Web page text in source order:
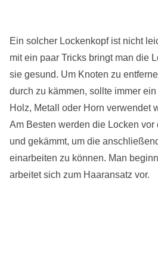
Ein solcher Lockenkopf ist nicht
mit ein paar Tricks bringt man die
sie gesund. Um Knoten zu
durch zu kämmen, sollte immer
Holz, Metall oder Horn verwendet
Am Besten werden die Locken vor
und gekämmt, um die
einarbeiten zu können. Man
arbeitet sich zum Haaransatz vor.